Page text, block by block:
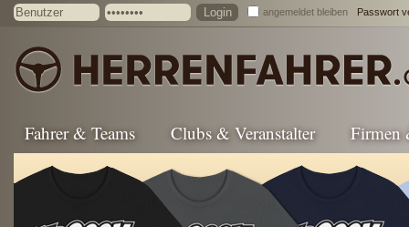
angemeldet bleiben Passwort
Fahrer & Teams Clubs & Veranstalter Firmen